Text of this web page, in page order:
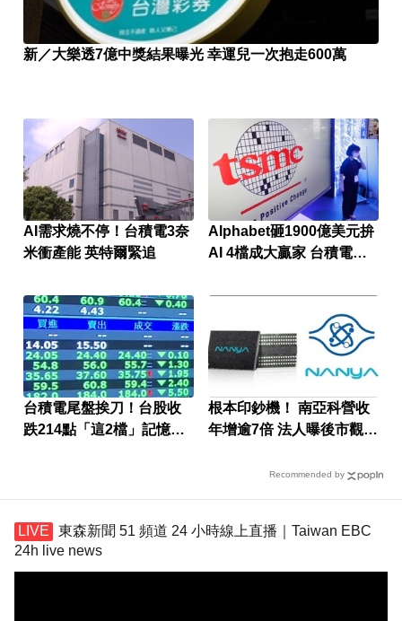
新／大樂透7億中獎結果曝光 幸運兒一次抱走600萬
AI需求燒不停！台積電3奈
米衝產能 英特爾緊追
Alphabet砸1900億美元拚
AI 4檔成大贏家 台積電也
台積電尾盤挨刀！台股收
跌214點「這2檔」記憶體
根本印鈔機！ 南亞科營收
年增逾7倍 法人曝後市觀察
Recommended by
東森新聞 51 頻道 24 小時線上直播｜Taiwan EBC
24h live news